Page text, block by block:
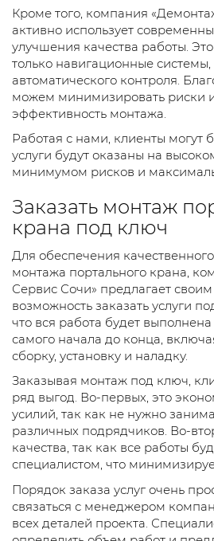
Кроме того, компания
активно использует
улучшения качества работы.
только навигационные
автоматического контроля.
можем минимизировать риски
эффективность монтажа.
Работая с нами, клиенты могут
услуги будут оказаны на
минимумом рисков и
Заказать монтаж
крана под ключ
Для обеспечения
монтажа портального крана,
Сервис Сочи» предлагает
возможность заказать услуги
что вся работа будет
самого начала до конца,
сборку, установку и наладку.
Заказывая монтаж под ключ,
ряд выгод. Во-первых, это
усилий, так как не нужно
различных подрядчиков. Во-
качества, так как все работы
специалистом, что
Порядок заказа услуг очень
связаться с менеджером
всех деталей проекта.